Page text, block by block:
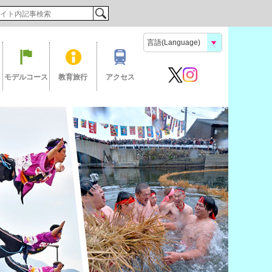
モデルコース 教育旅行 アクセス